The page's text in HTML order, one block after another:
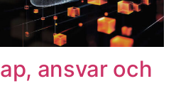
ansvar och